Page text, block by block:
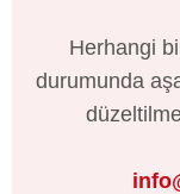
Herhangi
durumunda